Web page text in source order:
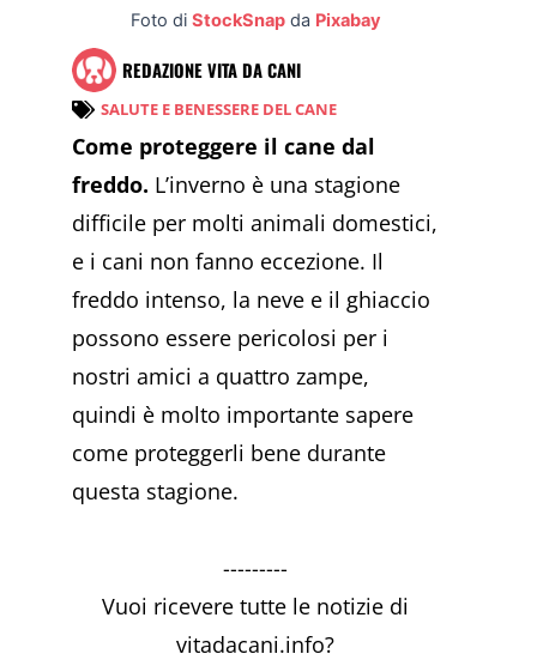
Foto di StockSnapda Pixabay
REDAZIONE VITA DA CANI
SALUTE E BENESSERE DEL CANE
Come proteggere il cane dal
freddo. L’inverno è una stagione
difficile per molti animali domestici,
e i cani non fanno eccezione. Il
freddo intenso, la neve e il ghiaccio
possono essere pericolosi per i
nostri amici a quattro zampe,
quindi è molto importante sapere
come proteggerli bene durante
questa stagione.
---------
Vuoi ricevere tutte le notizie di
vitadacani.info?